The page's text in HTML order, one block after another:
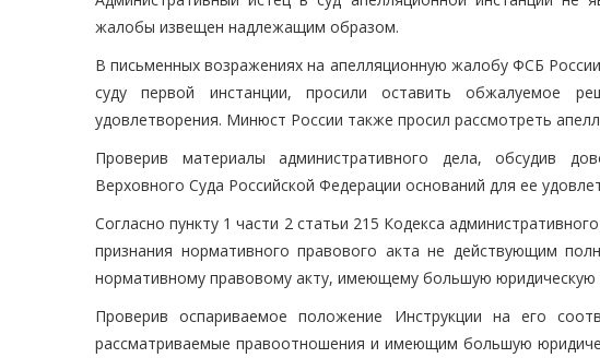
жалобы извещен надлежащим образом.
В письменных возражениях на апелляционную жалобу ФСБ
суду первой инстанции, просили оставить обжалуемое
удовлетворения. Минюст России также просил рассмотреть
Проверив материалы административного дела, обсудив
Верховного Суда Российской Федерации оснований для ее
Согласно пункту 1 части 2 статьи 215 Кодекса
признания нормативного правового акта не действующим
нормативному правовому акту, имеющему большую юридическую
Проверив оспариваемое положение Инструкции на его
рассматриваемые правоотношения и имеющим большую